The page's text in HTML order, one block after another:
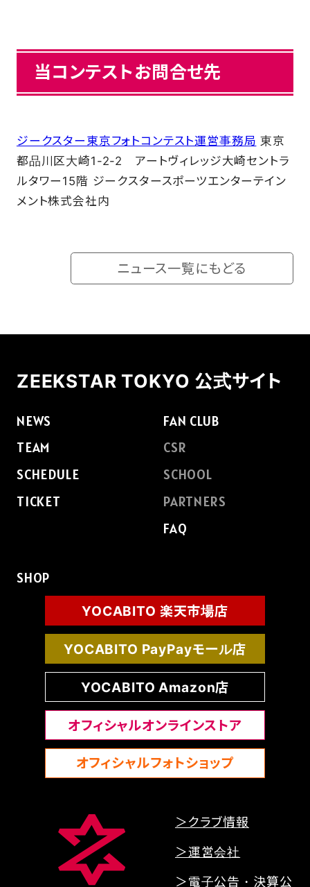
当コンテストお問合せ先
ジークスター東京フォトコンテスト運営事務局 東京
都品川区大崎1-2-2 アートヴィレッジ大崎セントラ
ルタワー15階 ジークスタースポーツエンターテイン
メント株式会社内
ニュース一覧にもどる
ZEEKSTAR TOKYO 公式サイト
NEWS
TEAM
SCHEDULE
TICKET
FAN CLUB
CSR
SCHOOL
PARTNERS
FAQ
SHOP
YOCABITO 楽天市場店
YOCABITO PayPayモール店
YOCABITO Amazon店
オフィシャルオンラインストア
オフィシャルフォトショップ
＞クラブ情報
＞運営会社
＞電子公告・決算公